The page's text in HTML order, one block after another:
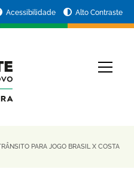
Acessibilidade Alto Contraste
PARA JOGO BRASIL X COSTA